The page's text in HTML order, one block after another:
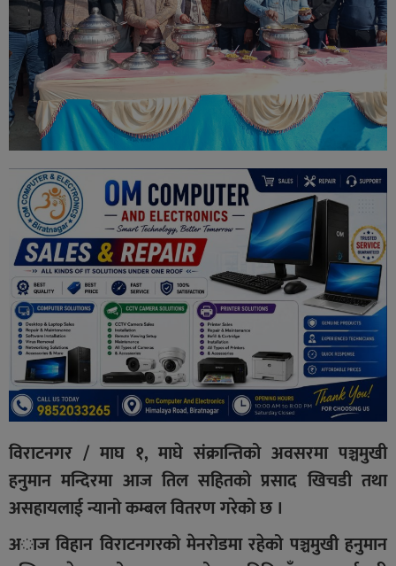
विराटनगर / माघ १, माघे संक्रान्तिको अवसरमा पञ्चमुखी
हनुमान मन्दिरमा आज तिल सहितको प्रसाद खिचडी तथा
असहायलाई न्यानो कम्बल वितरण गरेको छ ।
अाज विहान विराटनगरको मेनरोडमा रहेको पञ्चमुखी हनुमान